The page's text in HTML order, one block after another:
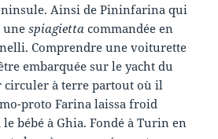
Ainsi de Pininfarina qui
unespiagietta commandée en
Comprendre une voiturette
embarquée sur le yacht du
circuler à terre partout où il
proto Farina laissa froid
bébé à Ghia. Fondé à Turin en